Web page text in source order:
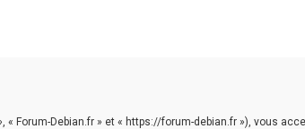
« Forum-Debian.fr » et « https://forum-debian.fr »), vous